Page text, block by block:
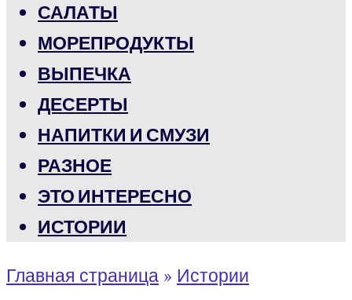
САЛАТЫ
МОРЕПРОДУКТЫ
ВЫПЕЧКА
ДЕСЕРТЫ
НАПИТКИ И СМУЗИ
РАЗНОЕ
ЭТО ИНТЕРЕСНО
ИСТОРИИ
Главная страница » Истории